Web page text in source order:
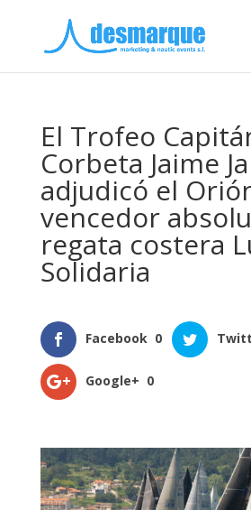
El Trofeo
Corbeta Jaime
adjudicó el
vencedor
regata costera
Solidaria
Facebook 0
Google+ 0